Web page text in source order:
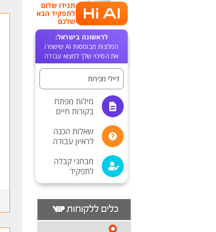
תגידו שלום
לתפקיד הבא
שלכם
לראשונה בישראל:
המלצות מבוססות AI שישפרו
את הסיכוי שלך למצוא עבודה
דיילי מכירות
מילות מפתח
בקורות חיים
שאלות הכנה
לראיון עבודה
מבחני קבלה
לתפקיד